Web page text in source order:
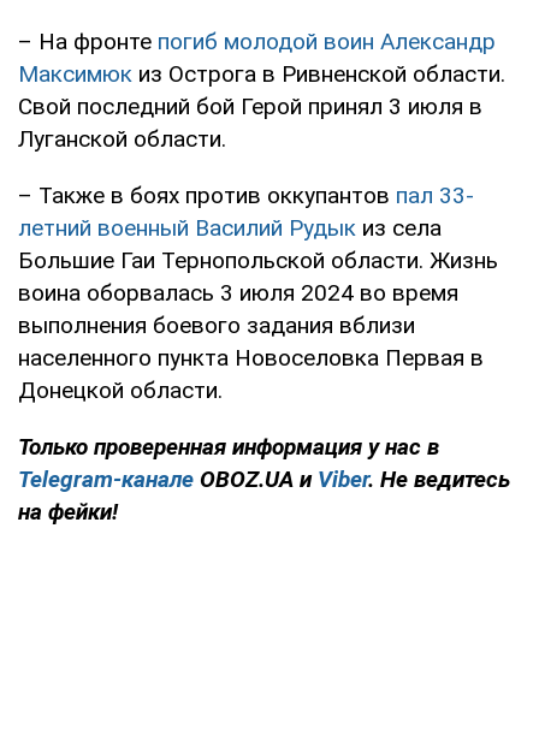
– На фронте погиб молодой воин Александр
Максимюк из Острога в Ривненской области.
Свой последний бой Герой принял 3 июля в
Луганской области.
– Также в боях против оккупантов пал 33-
летний военный Василий Рудык из села
Большие Гаи Тернопольской области. Жизнь
воина оборвалась 3 июля 2024 во время
выполнения боевого задания вблизи
населенного пункта Новоселовка Первая в
Донецкой области.
Только проверенная информация у нас в
Telegram-канале OBOZ.UA и Viber. Не ведитесь
на фейки!